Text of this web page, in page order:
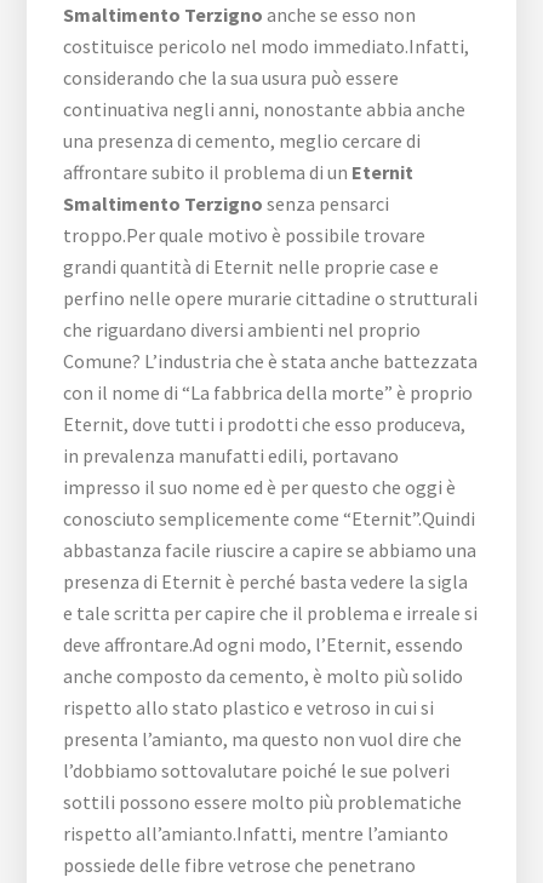
Smaltimento Terzigno anche se esso non
costituisce pericolo nel modo immediato.Infatti,
considerando che la sua usura può essere
continuativa negli anni, nonostante abbia anche
una presenza di cemento, meglio cercare di
affrontare subito il problema di un Eternit
Smaltimento Terzigno senza pensarci
troppo.Per quale motivo è possibile trovare
grandi quantità di Eternit nelle proprie case e
perfino nelle opere murarie cittadine o strutturali
che riguardano diversi ambienti nel proprio
Comune? L’industria che è stata anche battezzata
con il nome di “La fabbrica della morte” è proprio
Eternit, dove tutti i prodotti che esso produceva,
in prevalenza manufatti edili, portavano
impresso il suo nome ed è per questo che oggi è
conosciuto semplicemente come “Eternit”.Quindi
abbastanza facile riuscire a capire se abbiamo una
presenza di Eternit è perché basta vedere la sigla
e tale scritta per capire che il problema e irreale si
deve affrontare.Ad ogni modo, l’Eternit, essendo
anche composto da cemento, è molto più solido
rispetto allo stato plastico e vetroso in cui si
presenta l’amianto, ma questo non vuol dire che
l’dobbiamo sottovalutare poiché le sue polveri
sottili possono essere molto più problematiche
rispetto all’amianto.Infatti, mentre l’amianto
possiede delle fibre vetrose che penetrano